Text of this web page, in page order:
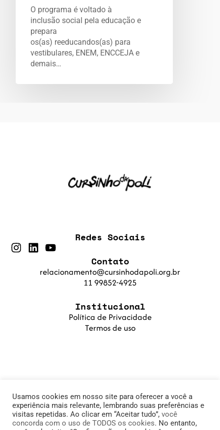
O programa é voltado à
inclusão social pela educação e
prepara
os(as) reeducandos(as) para
vestibulares, ENEM, ENCCEJA e
demais…
Institucional
Política de Privacidade
Termos de uso
Contato
relacionamento@cursinhodapoli.org.br
11 99852-4925
Redes Sociais
Usamos cookies em nosso site para oferecer a você a
experiência mais relevante, lembrando suas preferências e
visitas repetidas. Ao clicar em “Aceitar tudo”, você
concorda com o uso de TODOS os cookies. No entanto,